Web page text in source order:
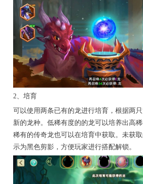
2、培育
可以使用两条已有的龙进行培育，根据两
新的龙种。低稀有度的的龙可以培养出高
稀有的传奇龙也可以在培育中获取。未获
示为黑色剪影，方便玩家进行搭配解锁。